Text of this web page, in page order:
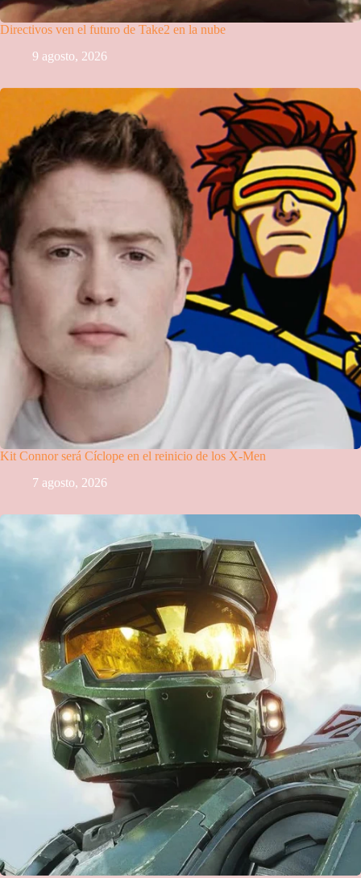
Directivos ven el futuro de Take2 en la nube
9 agosto, 2026
Kit Connor será Cíclope en el reinicio de los X-Men
7 agosto, 2026